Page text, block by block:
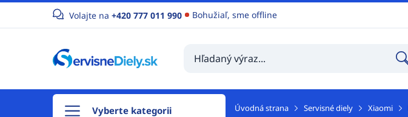
Volajte na +420 777 011 990 Bohužiaľ, sme offline
Vyberte kategorii Úvodná strana Servisné diely Xiaomi